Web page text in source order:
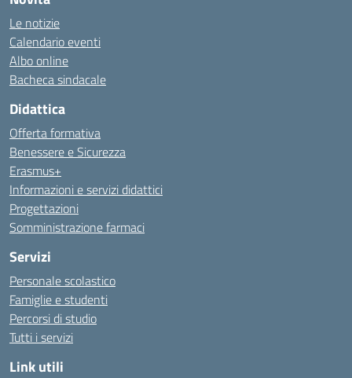
Le notizie
Calendario eventi
Albo online
Bacheca sindacale
Didattica
Offerta formativa
Benessere e Sicurezza
Erasmus+
Informazioni e servizi didattici
Progettazioni
Somministrazione farmaci
Servizi
Personale scolastico
Famiglie e studenti
Percorsi di studio
Tutti i servizi
Link utili